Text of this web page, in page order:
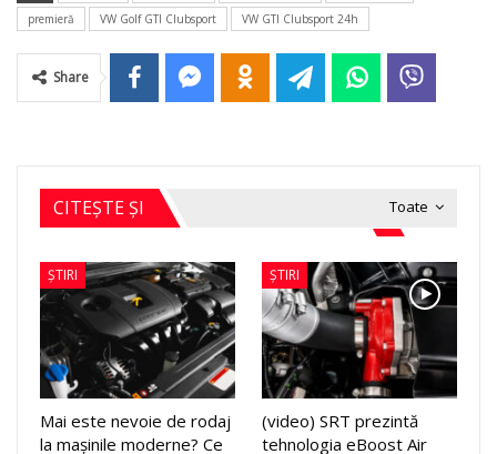
premieră
VW Golf GTI Clubsport VW GTI Clubsport 24h
Share
Toate
CITEȘTE ȘI
ȘTIRI
Mai este nevoie de rodaj
la mașinile moderne? Ce
ȘTIRI
(video) SRT prezintă
tehnologia eBoost Air